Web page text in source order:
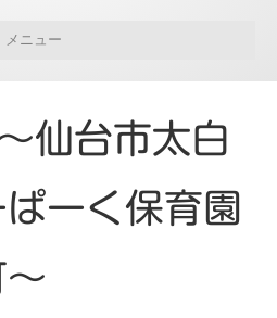
メニュー
仙台市太白
ーく保育園